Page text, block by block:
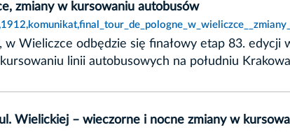
zmiany w kursowaniu autobusów
w Wieliczce odbędzie się finałowy etap 83. edycji
linii autobusowych na południu
Wielickiej – wieczorne i nocne zmiany w